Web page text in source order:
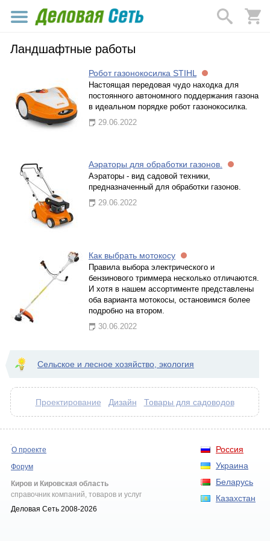
Ландшафтные работы
Робот газонокосилка STIHL
Настоящая передовая чудо находка для
постоянного автономного поддержания газона
в идеальном порядке робот газонокосилка.
29.06.2022
Аэраторы для обработки газонов.
Аэраторы - вид садовой техники,
предназначенный для обработки газонов.
29.06.2022
Как выбрать мотокосу
Правила выбора электрического и
бензинового триммера несколько отличаются.
И хотя в нашем ассортименте представлены
оба варианта мотокосы, остановимся более
подробно на втором.
30.06.2022
Сельское и лесное хозяйство, экология
Проектирование Дизайн Товары для садоводов
Россия
Украина
Беларусь
Казахстан
О проекте
Форум
Киров и Кировская область
справочник компаний, товаров и услуг
Деловая Сеть 2008-2026